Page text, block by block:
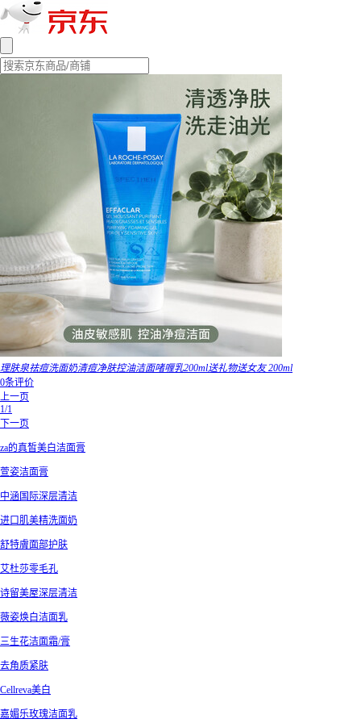
理肤泉祛痘洗面奶清痘净肤控油洁面啫喱乳200ml送礼物送女友 200ml
0条评价
上一页
1/1
下一页
za的真皙美白洁面膏
萱姿洁面膏
中涵国际深层清洁
进口肌美精洗面奶
舒特膚面部护肤
艾杜莎零毛孔
诗留美屋深层清洁
薇姿焕白洁面乳
三生花洁面霜/膏
去角质紧肤
Cellreva美白
嘉媚乐玫瑰洁面乳